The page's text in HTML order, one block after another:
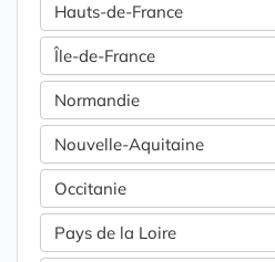
Hauts-de-France
Île-de-France
Normandie
Nouvelle-Aquitaine
Occitanie
Pays de la Loire